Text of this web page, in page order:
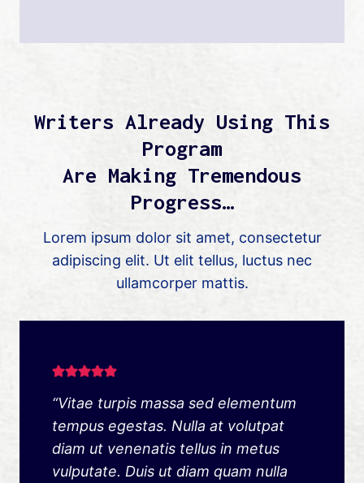
Writers Already Using This
Program
Are Making Tremendous
Progress…
Lorem ipsum dolor sit amet, consectetur
adipiscing elit. Ut elit tellus, luctus nec
ullamcorper mattis.
“Vitae turpis massa sed elementum
tempus egestas. Nulla at volutpat
diam ut venenatis tellus in metus
vulputate. Duis ut diam quam nulla